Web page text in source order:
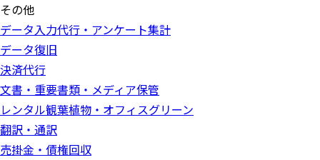
その他
データ入力代行・アンケート集計
データ復旧
決済代行
文書・重要書類・メディア保管
レンタル観葉植物・オフィスグリーン
翻訳・通訳
売掛金・債権回収